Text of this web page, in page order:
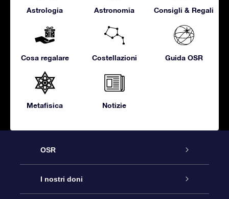
Astrologia Astronomia Consigli & Regali
Cosa regalare Costellazioni Guida OSR
Metafisica Notizie
OSR
Assistenza
I nostri doni